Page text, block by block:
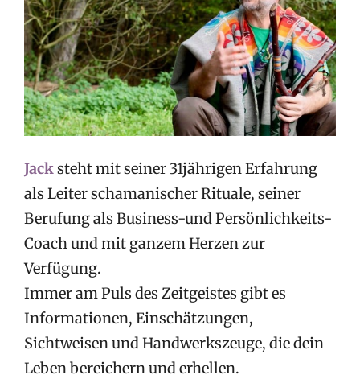
Bild
Jacksteht mit seiner 31jährigen Erfahrung
als Leiter schamanischer Rituale, seiner
Berufung als Business-und Persönlichkeits-
Coach und mit ganzem Herzen zur
Verfügung.
Immer am Puls des Zeitgeistes gibt es
Informationen, Einschätzungen,
Sichtweisen und Handwerkszeuge, die dein
Leben bereichern und erhellen.